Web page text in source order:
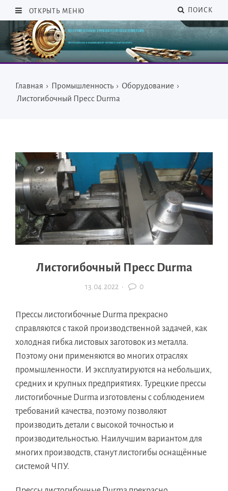
ОТКРЫТЬ МЕНЮ ПОИСК
Главная › Промышленность › Оборудование ›
Листогибочный Пресс Durma
Листогибочный Пресс Durma
13.04.2022· 0
Прессы листогибочные Durma прекрасно
справляются с такой производственной задачей, как
холодная гибка листовых заготовок из металла.
Поэтому они применяются во многих отраслях
промышленности. И эксплуатируются на небольших,
средних и крупных предприятиях. Турецкие прессы
листогибочные Durma изготовлены с соблюдением
требований качества, поэтому позволяют
производить детали с высокой точностью и
производительностью. Наилучшим вариантом для
многих производств, станут листогибы оснащённые
системой ЧПУ.